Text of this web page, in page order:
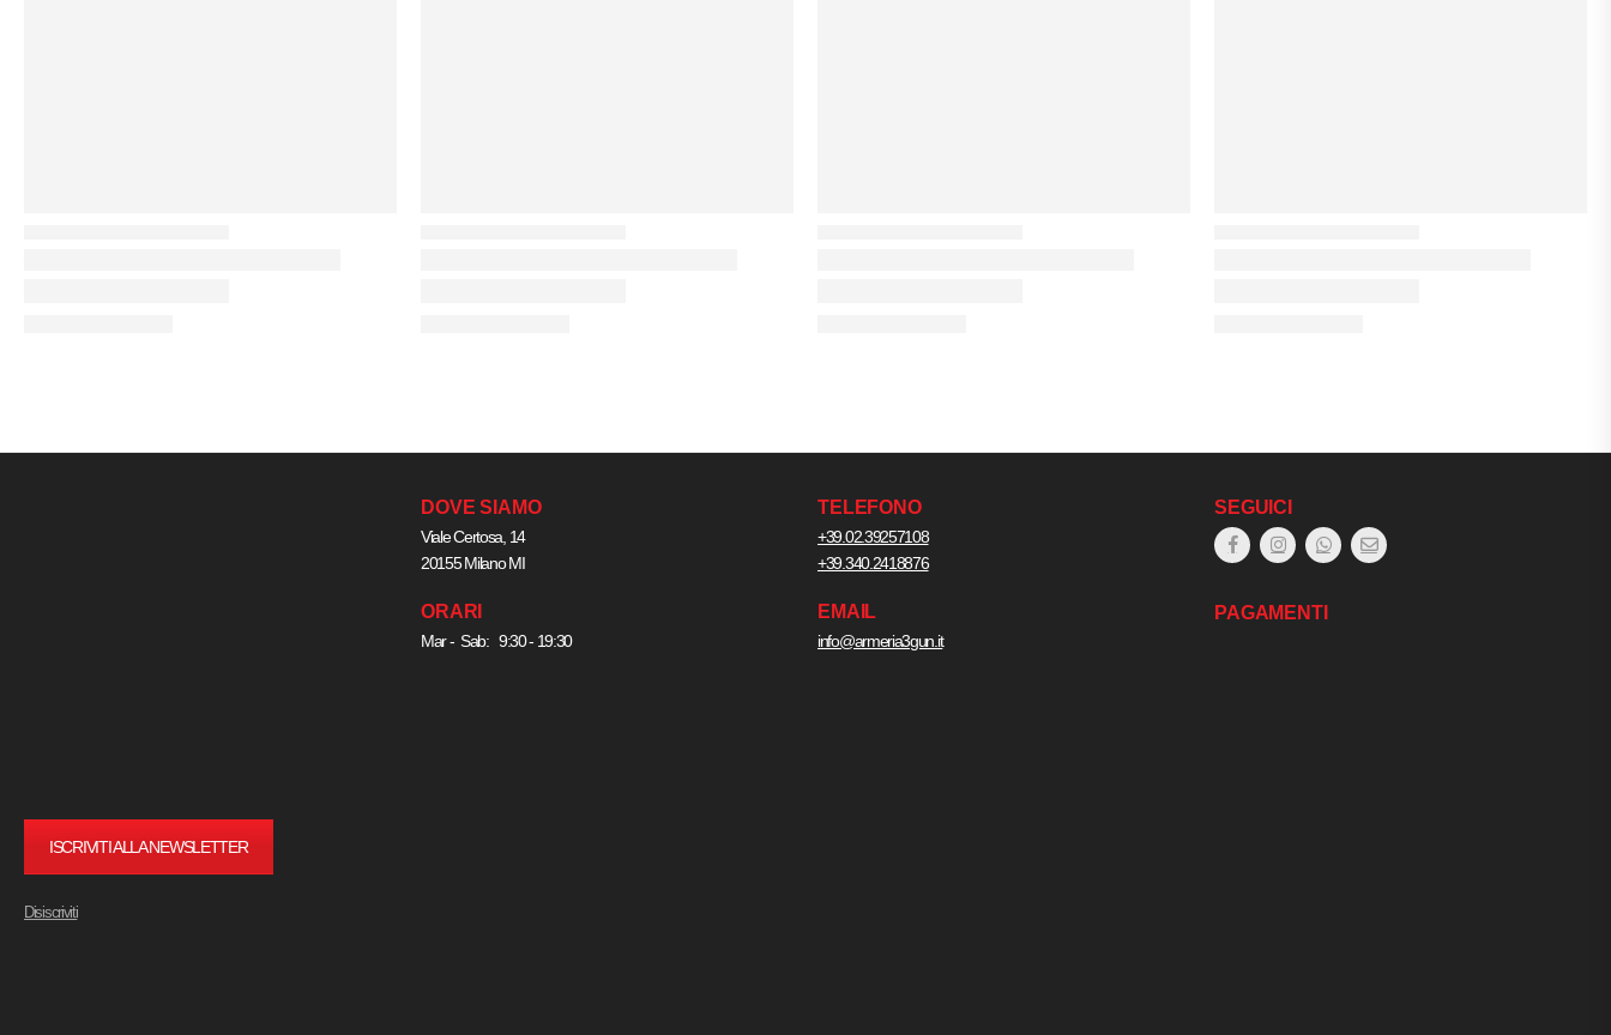
ISCRIVITI ALLA NEWSLETTER
Disiscriviti
DOVE SIAMO
Viale Certosa, 14
20155 Milano MI
ORARI
Mar - Sab: 9:30 - 19:30
TELEFONO
+39.02.39257108
+39.340.2418876
EMAIL
info@armeria3gun.it
SEGUICI
PAGAMENTI